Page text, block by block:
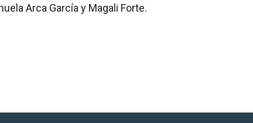
Arca García y Magali Forte.